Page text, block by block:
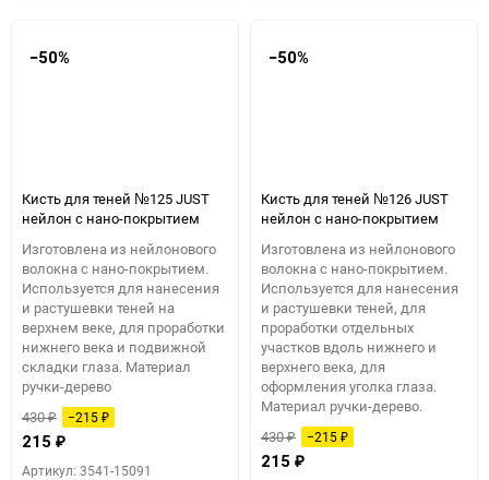
−50%
Кисть для теней №125 JUST
нейлон с нано-покрытием
Изготовлена из нейлонового
волокна с нано-покрытием.
Используется для нанесения
и растушевки теней на
верхнем веке, для проработки
нижнего века и подвижной
складки глаза. Материал
ручки-дерево
430₽ −215 ₽
215 ₽
Артикул: 3541-15091
−50%
Кисть для теней №126 JUST
нейлон с нано-покрытием
Изготовлена из нейлонового
волокна с нано-покрытием.
Используется для нанесения
и растушевки теней, для
проработки отдельных
участков вдоль нижнего и
верхнего века, для
оформления уголка глаза.
Материал ручки-дерево.
430₽ −215 ₽
215 ₽